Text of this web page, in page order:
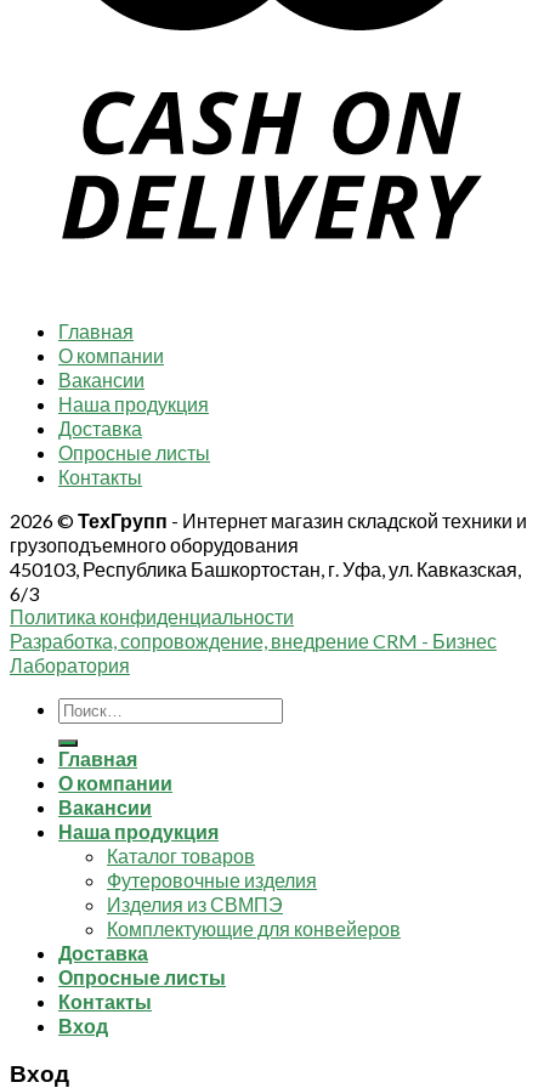
Главная
О компании
Вакансии
Наша продукция
Доставка
Опросные листы
Контакты
2026 ©ТехГрупп - Интернет магазин складской техники и
грузоподъемного оборудования
450103, Республика Башкортостан, г. Уфа, ул. Кавказская,
6/3
Политика конфиденциальности
Разработка, сопровождение, внедрение CRM - Бизнес
Лаборатория
Искать:
Главная
О компании
Вакансии
Наша продукция
Каталог товаров
Футеровочные изделия
Изделия из СВМПЭ
Комплектующие для конвейеров
Доставка
Опросные листы
Контакты
Вход
Вход